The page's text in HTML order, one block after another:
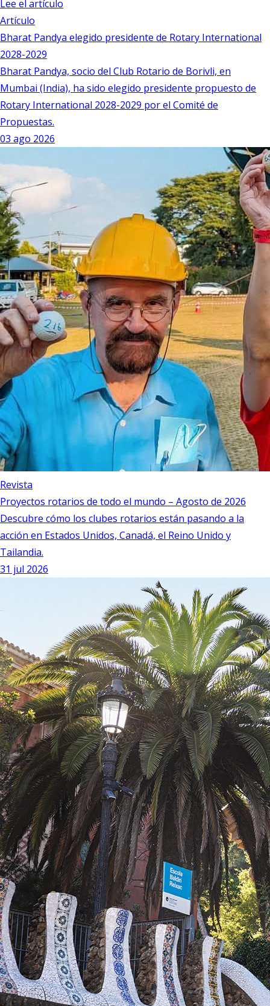
Lee el artículo
Artículo
Bharat Pandya elegido presidente de Rotary International
2028-2029
Bharat Pandya, socio del Club Rotario de Borivli, en
Mumbai (India), ha sido elegido presidente propuesto de
Rotary International 2028-2029 por el Comité de
Propuestas.
03 ago 2026
Revista
Proyectos rotarios de todo el mundo – Agosto de 2026
Descubre cómo los clubes rotarios están pasando a la
acción en Estados Unidos, Canadá, el Reino Unido y
Tailandia.
31 jul 2026